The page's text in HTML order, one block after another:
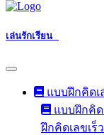
เล่นรักเรียน
แบบฝึกคิดเ
แบบฝึกคิด
ฝึกคิดเลขเร็